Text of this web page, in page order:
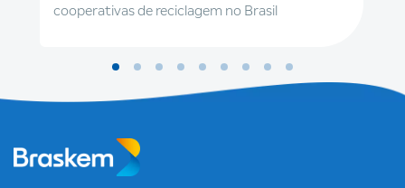
cooperativas de reciclagem no Brasil